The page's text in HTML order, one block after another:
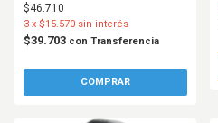
$46.710
$39.703 con Transferencia
3 x $15.570 sin interés